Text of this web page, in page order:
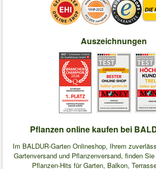
Auszeichnungen
Pflanzen online kaufen bei
Im BALDUR-Garten Onlineshop, Ihrem
Gartenversand und Pflanzenversand, finden
Pflanzen-Hits für Garten, Balkon,